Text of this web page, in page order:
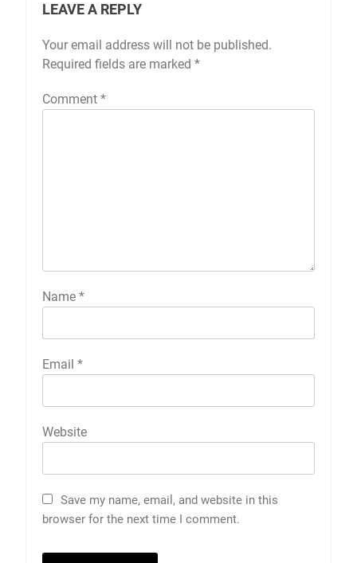
LEAVE A REPLY
Your email address will not be published.
Required fields are marked *
Comment *
Name *
Email *
Website
Save my name, email, and website in this
browser for the next time I comment.